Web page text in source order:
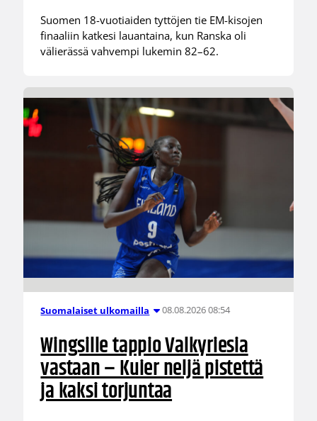
Suomen 18-vuotiaiden tyttöjen tie EM-kisojen
finaaliin katkesi lauantaina, kun Ranska oli
välierässä vahvempi lukemin 82–62.
Suomalaiset ulkomailla 08.08.2026 08:54
Wingsille tappio Valkyriesia
vastaan – Kuier neljä pistettä
ja kaksi torjuntaa